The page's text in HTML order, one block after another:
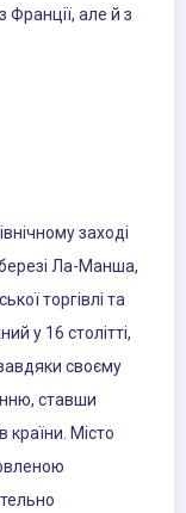
Франції, але й з
заході
Ла-Манша,
торгівлі та
у 16 столітті,
своєму
ставши
країни. Місто